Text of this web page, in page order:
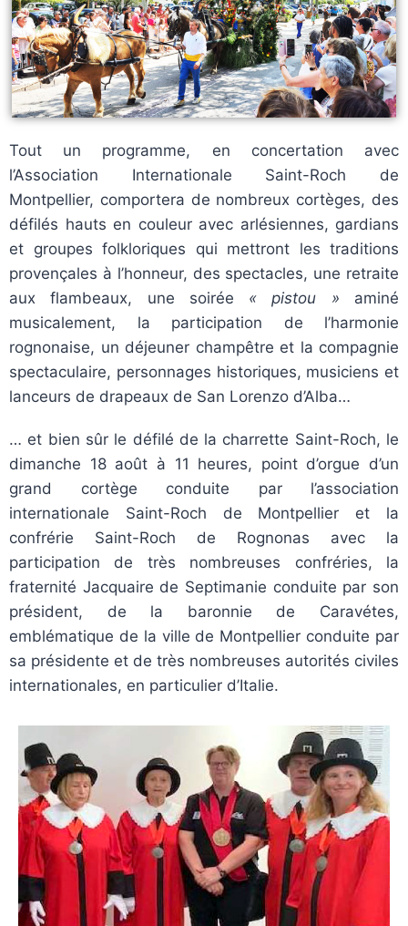
Tout un programme, en concertation avec
l’Association Internationale Saint-Roch de
Montpellier, comportera de nombreux cortèges, des
défilés hauts en couleur avec arlésiennes, gardians
et groupes folkloriques qui mettront les traditions
provençales à l’honneur, des spectacles, une retraite
aux flambeaux, une soirée « pistou » aminé
musicalement, la participation de l’harmonie
rognonaise, un déjeuner champêtre et la compagnie
spectaculaire, personnages historiques, musiciens et
lanceurs de drapeaux de San Lorenzo d’Alba…
… et bien sûr le défilé de la charrette Saint-Roch, le
dimanche 18 août à 11 heures, point d’orgue d’un
grand cortège conduite par l’association
internationale Saint-Roch de Montpellier et la
confrérie Saint-Roch de Rognonas avec la
participation de très nombreuses confréries, la
fraternité Jacquaire de Septimanie conduite par son
président, de la baronnie de Caravétes,
emblématique de la ville de Montpellier conduite par
sa présidente et de très nombreuses autorités civiles
internationales, en particulier d’Italie.